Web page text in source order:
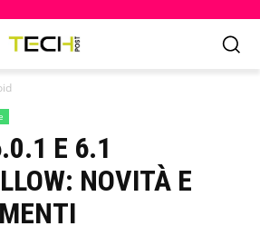
E 6.1
NOVITÀ E